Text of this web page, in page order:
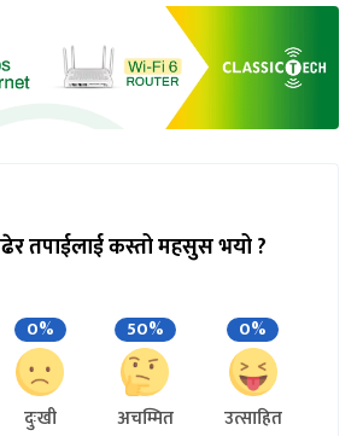
तपाईलाई कस्तो महसुस भयो ?
0%
दुःखी
50%
अचम्मित
0%
उत्साहित